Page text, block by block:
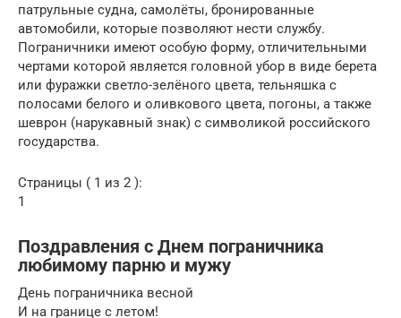
патрульные судна, самолёты, бронированные
автомобили, которые позволяют нести службу.
Пограничники имеют особую форму, отличительными
чертами которой является головной убор в виде берета
или фуражки светло-зелёного цвета, тельняшка с
полосами белого и оливкового цвета, погоны, а также
шеврон (нарукавный знак) с символикой российского
государства.
Страницы ( 1 из 2 ):
1
Поздравления с Днем пограничника
любимому парню и мужу
День пограничника весной
И на границе с летом!